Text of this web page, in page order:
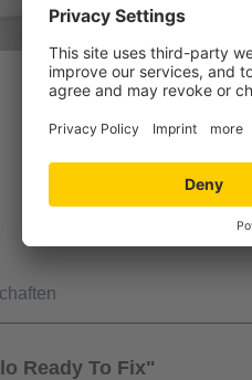
Ready To Fix"